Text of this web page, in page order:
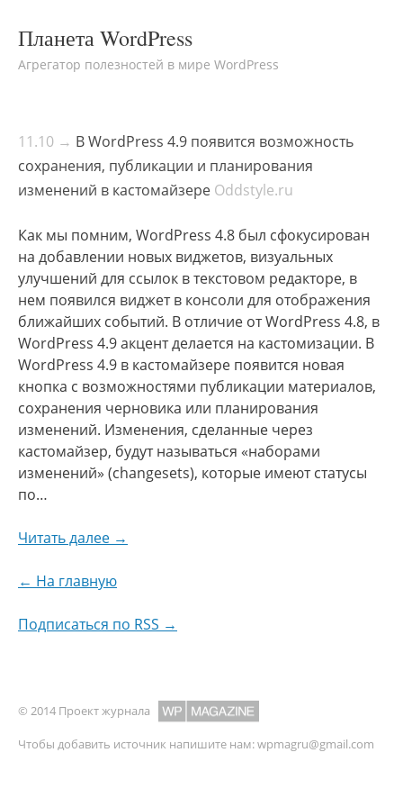
Планета WordPress
Агрегатор полезностей в мире WordPress
11.10 → В WordPress 4.9 появится возможность
сохранения, публикации и планирования
изменений в кастомайзере Oddstyle.ru
Как мы помним, WordPress 4.8 был сфокусирован
на добавлении новых виджетов, визуальных
улучшений для ссылок в текстовом редакторе, в
нем появился виджет в консоли для отображения
ближайших событий. В отличие от WordPress 4.8, в
WordPress 4.9 акцент делается на кастомизации. В
WordPress 4.9 в кастомайзере появится новая
кнопка с возможностями публикации материалов,
сохранения черновика или планирования
изменений. Изменения, сделанные через
кастомайзер, будут называться «наборами
изменений» (changesets), которые имеют статусы
по…
Читать далее →
← На главную
Подписаться по RSS →
© 2014 Проект журнала
Чтобы добавить источник напишите нам:wpmagru@gmail.com